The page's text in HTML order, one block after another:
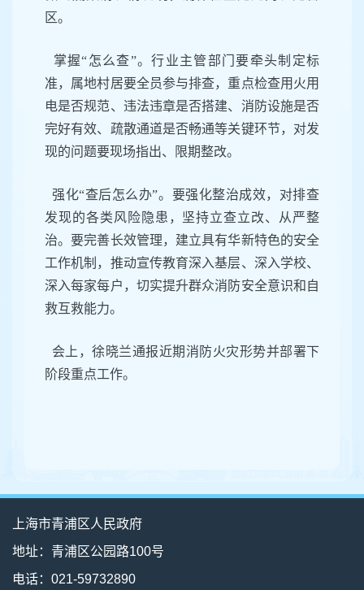
区。
掌握“怎么查”。行业主管部门要牵头制定标
准，属地村居要全员参与排查，重点检查用火用
电是否规范、违法违章是否搭建、消防设施是否
完好有效、疏散通道是否畅通等关键环节，对发
现的问题要现场指出、限期整改。
强化“查后怎么办”。 要强化整治成效，对排查
发现的各类风险隐患，坚持立查立改、从严整
治。要完善长效管理，建立具有华新特色的安全
工作机制，推动宣传教育深入基层、深入学校、
深入每家每户，切实提升群众消防安全意识和自
救互救能力。
会上，徐晓兰通报近期消防火灾形势并部署下
阶段重点工作。
上海市青浦区人民政府
地址：青浦区公园路100号
电话：021-59732890